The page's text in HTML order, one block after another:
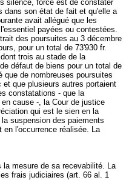
silence, force est de constater
dans son état de fait et qu'elle a
avait allégué que les
payées ou contestées.
des poursuites au 3 décembre
pour un total de 73'930 fr.
trois au stade de la
défaut de biens pour un total de
que de nombreuses poursuites
que plusieurs autres portaient
constatations - que la
cause -, la Cour de justice
qui est le sien en la
suspension des paiements
en l'occurrence réalisée. La
mesure de sa recevabilité. La
frais judiciaires (art. 66 al. 1